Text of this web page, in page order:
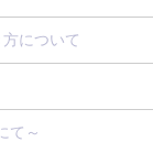
について
て～